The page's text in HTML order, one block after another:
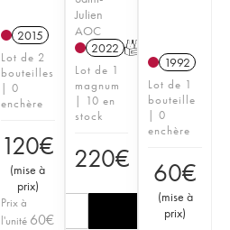
2015
Lot de 2
bouteilles
| 0
enchère
120€
(mise à
prix)
Prix à
l'unité 60€
Julien
AOC
2022 T
Lot de 1
magnum
| 10 en
stock
220€
1992
Lot de 1
bouteille
| 0
enchère
60€
(mise à
prix)